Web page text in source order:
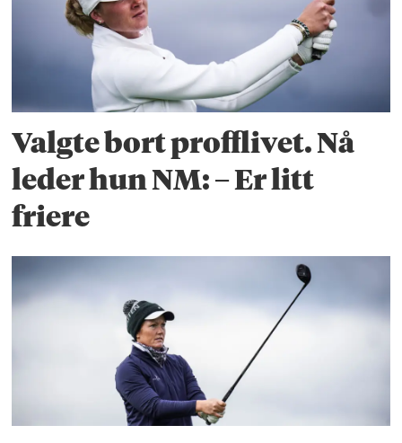
Valgte bort profflivet. Nå
leder hun NM: – Er litt
friere